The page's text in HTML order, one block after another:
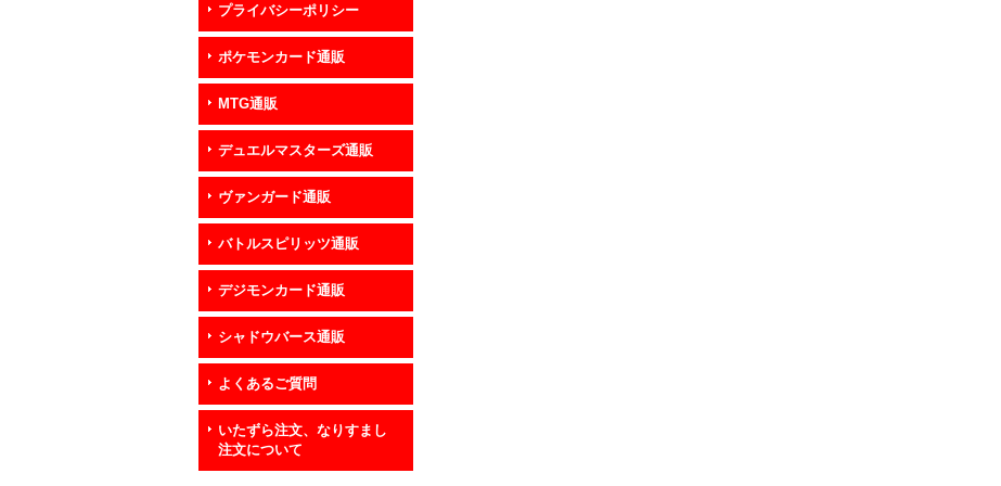
プライバシーポリシー
ポケモンカード通販
MTG通販
デュエルマスターズ通販
ヴァンガード通販
バトルスピリッツ通販
デジモンカード通販
シャドウバース通販
よくあるご質問
いたずら注文、なりすまし
注文について